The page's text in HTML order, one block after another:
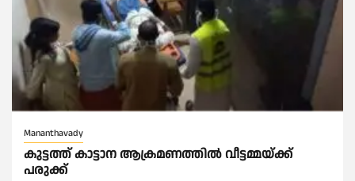
Mananthavady
കുട്ടത്ത് കാട്ടാന ആക്രമണത്തിൽ വീട്ടമ്മയ്ക്ക്
പരുക്ക്